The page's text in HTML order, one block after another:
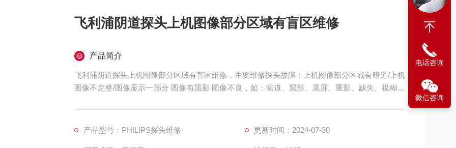
飞利浦阴道探头上机图像部分区域有盲区维修
产品简介
飞利浦阴道探头上机图像部分区域有盲区维修，主要维修探头故障：上机图像部分区域有暗道/上机
图像不完整/图像显示一部分 图像有黑影 图像不良，如：暗道、黑影、黑屏、重影、缺失、模糊、
死机、主机不识别探头，探头功能报错等等。
产品型号：PHILIPS探头维修 更新时间：2024-07-30
电话咨询
微信咨询